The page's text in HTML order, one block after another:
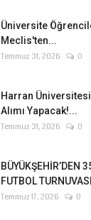
Üniversite
Meclis'ten...
Temmuz 31, 2026 0
Harran
Alımı Yapacak!...
Temmuz 31, 2026 0
BÜYÜKŞEHİR’DEN
FUTBOL TURNUVASI
Temmuz 17, 2026 0